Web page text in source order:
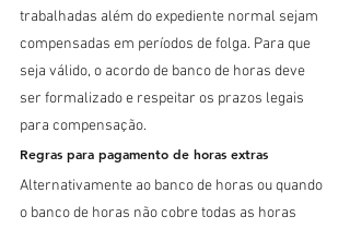
trabalhadas além do expediente normal sejam
compensadas em períodos de folga. Para que
seja válido, o acordo de banco de horas deve
ser formalizado e respeitar os prazos legais
para compensação.
Regras para pagamento de horas extras
Alternativamente ao banco de horas ou quando
o banco de horas não cobre todas as horas